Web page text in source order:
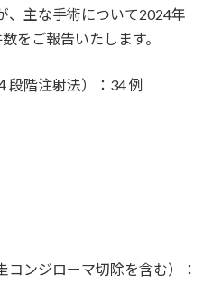
、主な手術について2024年
をご報告いたします。
段階注射法）：34 例
ンジローマ切除を含む）：